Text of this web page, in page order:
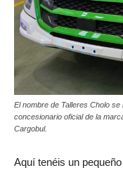
El nombre de Talleres Cholo
concesionario oficial de la
Cargobul.
Aquí tenéis un